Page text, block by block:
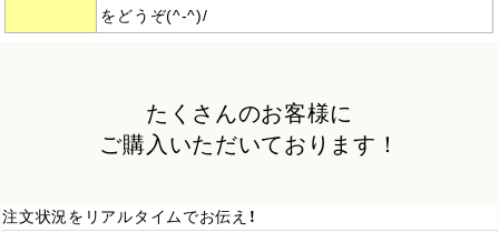
をどうぞ(^-^)/
たくさんのお客様に
ご購入いただいております！
注文状況をリアルタイムでお伝え！